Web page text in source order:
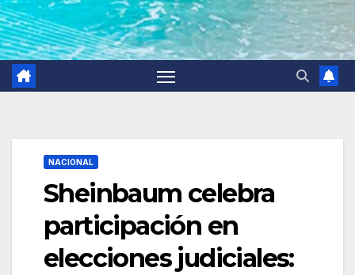
NACIONAL
Sheinbaum celebra
participación en
elecciones judiciales: